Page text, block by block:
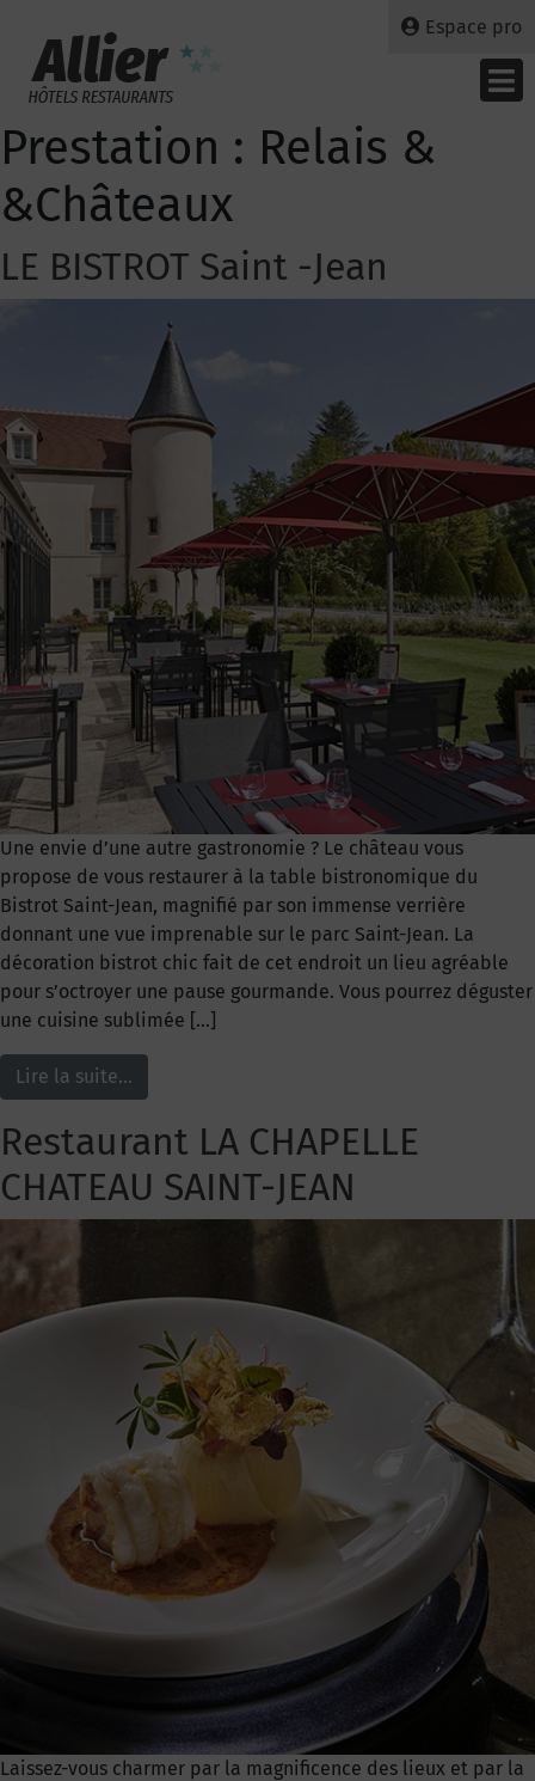
Espace pro
Prestation : Relais &
&Châteaux
LE BISTROT Saint -Jean
Une envie d’une autre gastronomie ? Le château vous
propose de vous restaurer à la table bistronomique du
Bistrot Saint-Jean, magnifié par son immense verrière
donnant une vue imprenable sur le parc Saint-Jean. La
décoration bistrot chic fait de cet endroit un lieu agréable
pour s’octroyer une pause gourmande. Vous pourrez déguster
une cuisine sublimée […]
Lire la suite…
Restaurant LA CHAPELLE
CHATEAU SAINT-JEAN
Laissez-vous charmer par la magnificence des lieux et par la